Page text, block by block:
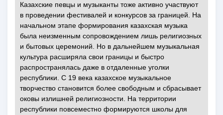
Казахские певцы и музыканты тоже активно участвуют
в проведении фестивалей и конкурсов за границей. На
начальном этапе формирования казахская музыка
была неизменным сопровождением лишь религиозных
и бытовых церемоний. Но в дальнейшем музыкальная
культура расширяла свои границы и быстро
распространялась даже в отдаленные уголки
республики. С 19 века казахское музыкальное
творчество становится более свободным и сбрасывает
оковы излишней религиозности. На территории
республики повсеместно формируются школы для